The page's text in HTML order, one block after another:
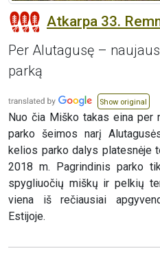
Atkarpa 33.
Per Alutagusę –
parką
Show original
Nuo čia Miško takas eina per
parko šeimos narį
kelios parko dalys platesnėje
2018 m. Pagrindinis parko
spygliuočių miškų ir pelkių
viena iš rečiausiai
Estijoje.